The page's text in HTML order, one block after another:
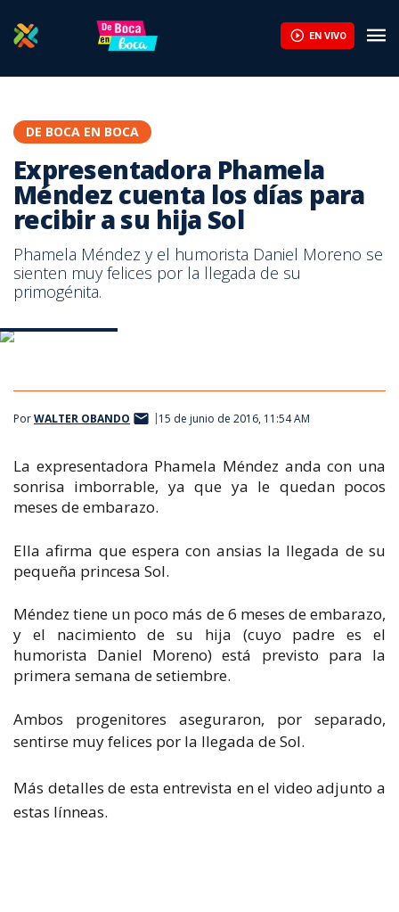
EN VIVO
DE BOCA EN BOCA
Expresentadora Phamela
Méndez cuenta los días para
recibir a su hija Sol
Phamela Méndez y el humorista Daniel Moreno se
sienten muy felices por la llegada de su
primogénita.
PorWALTER OBANDO 15 de junio de 2016, 11:54 AM
La expresentadora Phamela Méndez anda con una
sonrisa imborrable, ya que ya le quedan pocos
meses de embarazo.
Ella afirma que espera con ansias la llegada de su
pequeña princesa Sol.
Méndez tiene un poco más de 6 meses de embarazo,
y el nacimiento de su hija (cuyo padre es el
humorista Daniel Moreno) está previsto para la
primera semana de setiembre.
Ambos progenitores aseguraron, por separado,
sentirse muy felices por la llegada de Sol.
Más detalles de esta entrevista en el video adjunto a
estas línneas.